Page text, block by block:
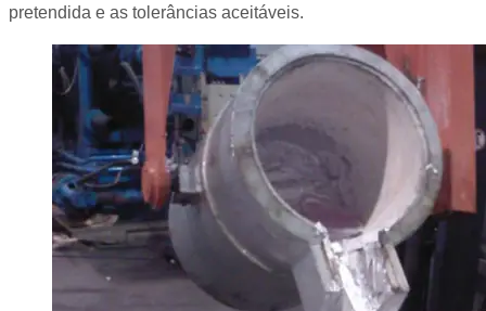
pretendida e as tolerâncias aceitáveis.